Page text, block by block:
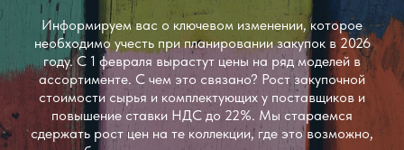
Информируем вас о ключевом изменении, которое
необходимо учесть при планировании закупок в 2026
году. С 1 февраля вырастут цены на ряд моделей в
ассортименте. С чем это связано? Рост закупочной
стоимости сырья и комплектующих у поставщиков и
повышение ставки НДС до 22%. Мы стараемся
сдержать рост цен на те коллекции, где это возможно,